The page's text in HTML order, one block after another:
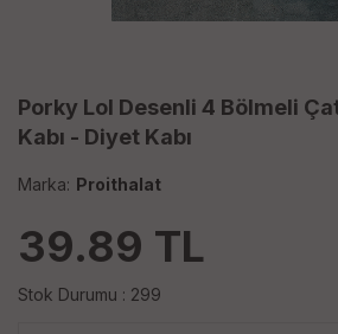
Porky Lol Desenli 4 Bölmeli
Kabı - Diyet Kabı
Marka: Proithalat
39.89 TL
Stok Durumu : 299